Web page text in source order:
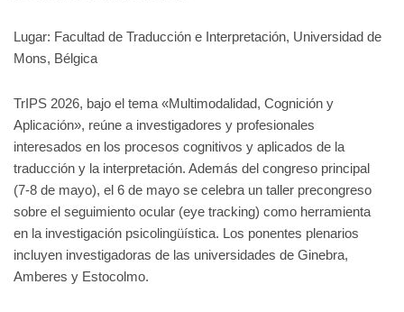
Lugar: Facultad de Traducción e Interpretación, Universidad de
Mons, Bélgica
TrIPS 2026, bajo el tema «Multimodalidad, Cognición y
Aplicación», reúne a investigadores y profesionales
interesados en los procesos cognitivos y aplicados de la
traducción y la interpretación. Además del congreso principal
(7-8 de mayo), el 6 de mayo se celebra un taller precongreso
sobre el seguimiento ocular (eye tracking) como herramienta
en la investigación psicolingüística. Los ponentes plenarios
incluyen investigadoras de las universidades de Ginebra,
Amberes y Estocolmo.